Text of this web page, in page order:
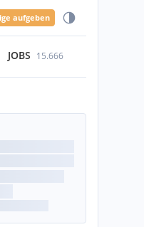
aufgeben
JOBS 15.666